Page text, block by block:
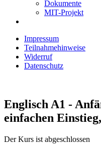
Dokumente
MIT-Projekt
Impressum
Teilnahmehinweise
Widerruf
Datenschutz
Englisch A1 -
einfachen
Der Kurs ist abgeschlossen